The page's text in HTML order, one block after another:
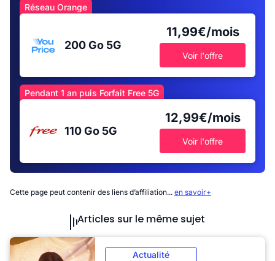
Réseau Orange
200 Go 5G
11,99€/mois
Voir l'offre
Pendant 1 an puis Forfait Free 5G
110 Go 5G
12,99€/mois
Voir l'offre
Cette page peut contenir des liens d’affiliation... en savoir+
Articles sur le même sujet
Actualité